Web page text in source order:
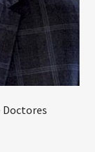
Doctores